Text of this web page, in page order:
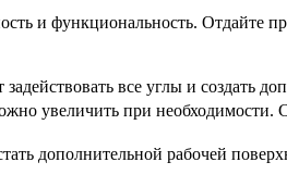
и функциональность. Отдайте
все углы и создать
увеличить при необходимости.
дополнительной рабочей